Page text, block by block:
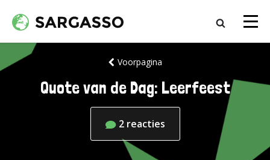
Voorpagina
Quote van de Dag: Leerfeest
2 reacties